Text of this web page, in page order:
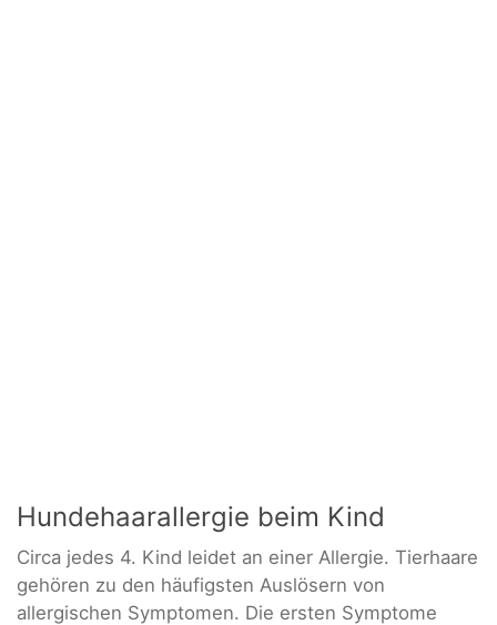
Hundehaarallergie beim Kind
Circa jedes 4. Kind leidet an einer Allergie. Tierhaare
gehören zu den häufigsten Auslösern von
allergischen Symptomen. Die ersten Symptome